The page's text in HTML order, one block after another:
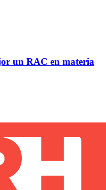
un RAC en materia